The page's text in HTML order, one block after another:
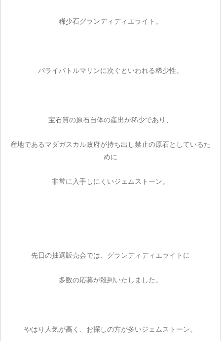
稀少石グランディディエライト。
パライバトルマリンに次ぐといわれる稀少性。
宝石質の原石自体の産出が稀少であり、
産地であるマダガスカル政府が持ち出し禁止の原石としているた
めに
非常に入手しにくいジェムストーン。
先日の抽選販売会では、グランディディエライトに
多数の応募が殺到いたしました。
やはり人気が高く、お探しの方が多いジェムストーン。